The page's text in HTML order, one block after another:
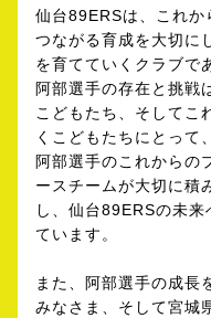
仙台89ERSは、これか
つながる育成を大切に
を育てていくクラブで
阿部選手の存在と挑戦
こどもたち、そしてこ
くこどもたちにとって
阿部選手のこれからの
ースチームが大切に積
し、仙台89ERSの未
ています。
また、阿部選手の成長
みなさま、そして宮城